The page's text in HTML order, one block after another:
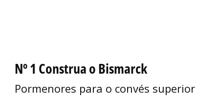
Nº 1 Construa o Bismarck
Pormenores para o convés superior